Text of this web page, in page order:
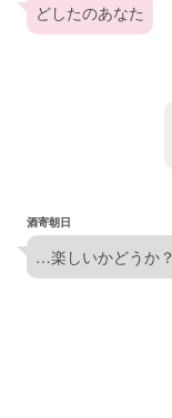
どしたのあなた
酒寄朝日
…楽しいかどうか？